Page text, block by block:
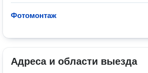
Фотомонтаж
Адреса и области выезда